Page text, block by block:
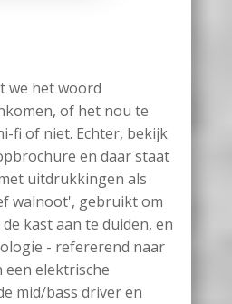
we het woord
of het nou te
fi of niet. Echter, bekijk
en daar staat
uitdrukkingen als
walnoot', gebruikt om
kast aan te duiden, en
- refererend naar
elektrische
mid/bass driver en